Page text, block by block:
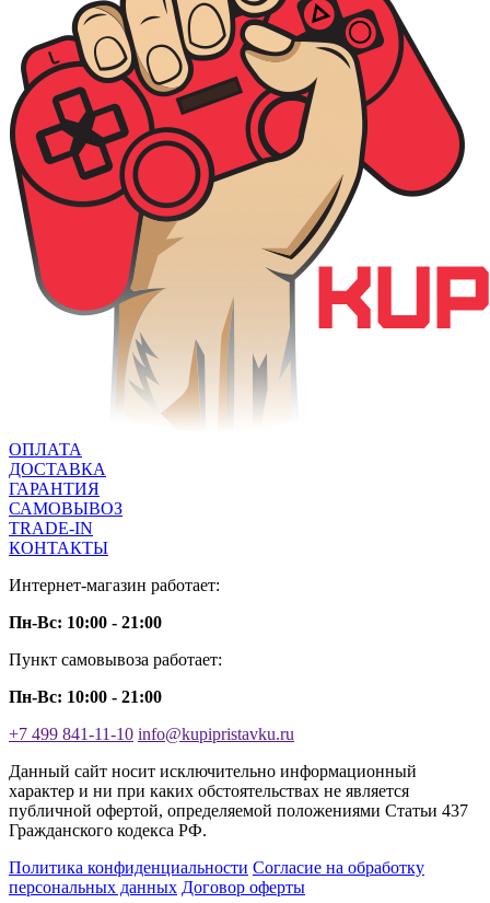
ОПЛАТА
ДОСТАВКА
ГАРАНТИЯ
САМОВЫВОЗ
TRADE-IN
КОНТАКТЫ
Интернет-магазин работает:
Пн-Вс: 10:00 - 21:00
Пункт самовывоза работает:
Пн-Вс: 10:00 - 21:00
+7 499 841-11-10 info@kupipristavku.ru
Данный сайт носит исключительно информационный
характер и ни при каких обстоятельствах не является
публичной офертой, определяемой положениями Статьи 437
Гражданского кодекса РФ.
Политика конфиденциальности Согласие на обработку
персональных данных Договор оферты